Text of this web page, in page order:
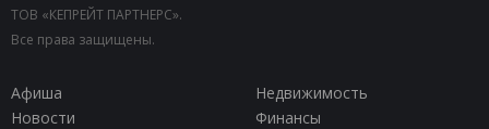
ТОВ «КЕПРЕЙТ ПАРТНЕРС».
Все права защищены.
Афиша
Недвижимость
Новости
Финансы